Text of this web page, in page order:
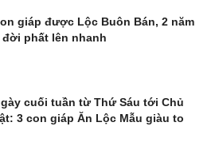
giáp được Lộc Buôn Bán, 2 năm
phất lên nhanh
cuối tuần từ Thứ Sáu tới Chủ
3 con giáp Ăn Lộc Mẫu giàu to